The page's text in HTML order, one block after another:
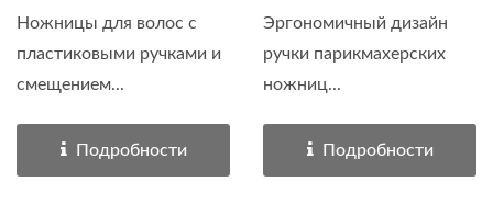
Ножницы для волос с
пластиковыми ручками и
смещением...
Подробности
Эргономичный дизайн
ручки парикмахерских
ножниц...
Подробности